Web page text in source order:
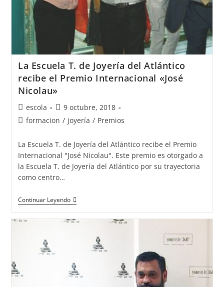
La Escuela T. de Joyería del Atlántico
recibe el Premio Internacional «José
Nicolau»
Autor
de
escola
Publicación
de
9 octubre, 2018
Categoría
la
entrada:
formacion / joyería / Premios
La Escuela T. de Joyería del Atlántico recibe el Premio
Internacional "José Nicolau". Este premio es otorgado a
la Escuela T. de Joyería del Atlántico por su trayectoria
como centro…
Continuar Leyendo
La
T.
Joyería
Atlántico